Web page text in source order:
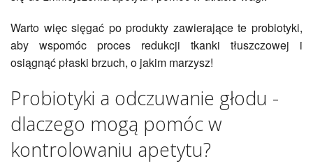
Warto więc sięgać po produkty zawierające te probiotyki,
aby wspomóc proces redukcji tkanki tłuszczowej i
osiągnąć płaski brzuch, o jakim marzysz!
Probiotyki a odczuwanie głodu -
dlaczego mogą pomóc w
kontrolowaniu apetytu?